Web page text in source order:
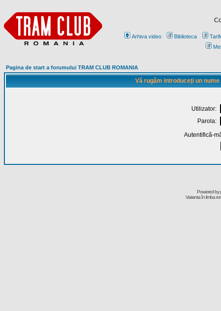
Arhiva video Biblioteca
Pagina de start a forumului TRAM CLUB ROMANIA
Vă rugăm introduceţi un
Utilizator:
Parola:
Autentifică-
Powered by
Varianta în limba